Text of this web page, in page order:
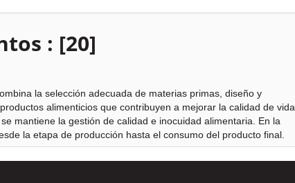
: [20]
la selección adecuada de materias primas, diseño y
alimenticios que contribuyen a mejorar la calidad de vida
mantiene la gestión de calidad e inocuidad alimentaria. En la
la etapa de producción hasta el consumo del producto final.